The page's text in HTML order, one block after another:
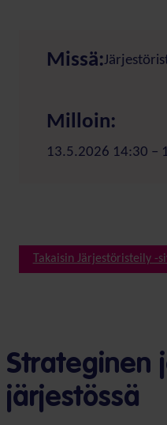
Missä:
Milloin:
13.5.2026 14:30 –
Takaisin Järjestöristeily -
Strateginen
järjestössä